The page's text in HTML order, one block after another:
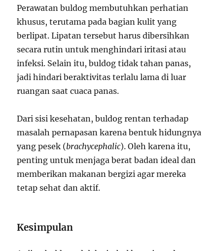
Perawatan buldog membutuhkan perhatian
khusus, terutama pada bagian kulit yang
berlipat. Lipatan tersebut harus dibersihkan
secara rutin untuk menghindari iritasi atau
infeksi. Selain itu, buldog tidak tahan panas,
jadi hindari beraktivitas terlalu lama di luar
ruangan saat cuaca panas.
Dari sisi kesehatan, buldog rentan terhadap
masalah pernapasan karena bentuk hidungnya
yang pesek (brachycephalic). Oleh karena itu,
penting untuk menjaga berat badan ideal dan
memberikan makanan bergizi agar mereka
tetap sehat dan aktif.
Kesimpulan